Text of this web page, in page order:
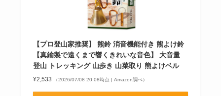
【プロ登山家推奨】 熊鈴 消音機能付き 熊よけ鈴
【真鍮製で遠くまで響くきれいな音色】 大音量
登山 トレッキング 山歩き 山菜取り 熊よけベル
¥2,533 （2026/07/08 20:08時点 | Amazon調べ）